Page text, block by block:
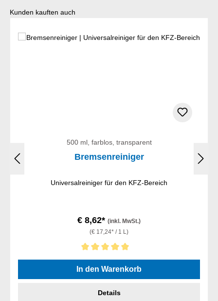
Produktgalerie überspringen
Kunden kauften auch
500 ml, farblos, transparent
Bremsenreiniger
Universalreiniger für den KFZ-Bereich
€ 8,62* (inkl. MwSt.)
(€ 17,24* / 1 L)
Durchschnittliche Bewertung von 5 von 5 Sternen
In den Warenkorb
Details